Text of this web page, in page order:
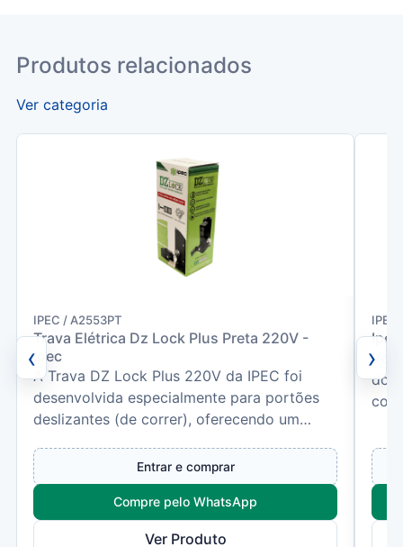
Produtos relacionados
Ver categoria
‹
IPEC / A2553PT
Trava Elétrica Dz Lock Plus Preta 220V -
Ipec
A Trava DZ Lock Plus 220V da IPEC foi
desenvolvida especialmente para portões
deslizantes (de correr), oferecendo um
Entrar e comprar
Compre pelo WhatsApp
Ver Produto
›